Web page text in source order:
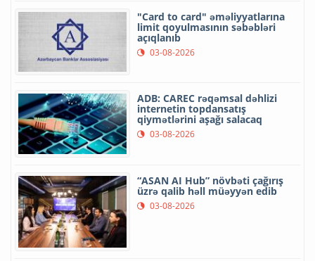
"Card to card" əməliyyatlarına
limit qoyulmasının səbəbləri
açıqlanıb
03-08-2026
ADB: CAREC rəqəmsal dəhlizi
internetin topdansatış
qiymətlərini aşağı salacaq
03-08-2026
“ASAN AI Hub” növbəti çağırış
üzrə qalib həll müəyyən edib
03-08-2026